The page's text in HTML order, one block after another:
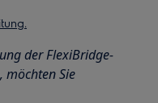
der FlexiBridge-
möchten Sie